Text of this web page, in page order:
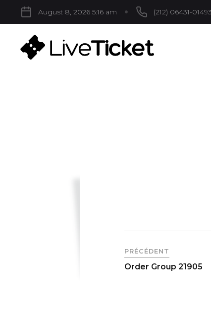
August 8, 2026 5:16 am (212) 06431-01493
PRÉCÉDENT
Order Group 21905